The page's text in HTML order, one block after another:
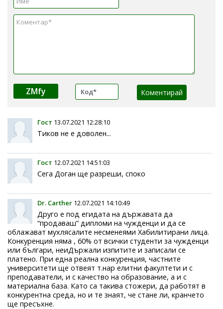
ZMfy
Гост 13.07.2021 12:28:10
Тиков не е доволен...
Гост 12.07.2021 14:51:03
Сега Доган ще разреши, споко
Dr. Carther 12.07.2021 14:10:49
Друго е под егидата на държавата да
“продаваш” дипломи на чужденци и да се
облажават мухлясалите несменеями Хабилитирани лица.
Конкуренция няма , 60% от всички студенти за чужденци
или българи, неиДържали изпитите и записали се
платено. При една реална конкуренция, частните
университети ще отвеят т.нар елитни факултети и с
преподаватели, и с качество на образование, а и с
материална база. Като са такива стожери, да работят в
конкурентна среда, но и те знаят, че стане ли, кранчето
ще пресъхне.